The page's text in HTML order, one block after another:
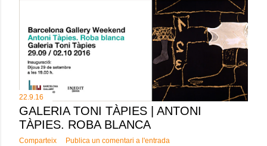
22.9.16
GALERIA TONI TÀPIES | ANTONI
TÀPIES. ROBA BLANCA
Comparteix Publica un comentari a l'entrada